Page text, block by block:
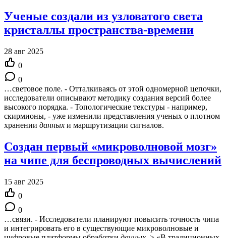
Ученые создали из узловатого света
кристаллы пространства-времени
28 авг 2025
0
0
…световое поле. - Отталкиваясь от этой одномерной цепочки,
исследователи описывают методику создания версий более
высокого порядка. - Топологические текстуры - например,
скирмионы, - уже изменили представления ученых о плотном
хранении данных и маршрутизации сигналов.
Создан первый «микроволновой мозг»
на чипе для беспроводных вычислений
15 авг 2025
0
0
…связи. - Исследователи планируют повысить точность чипа
и интегрировать его в существующие микроволновые и